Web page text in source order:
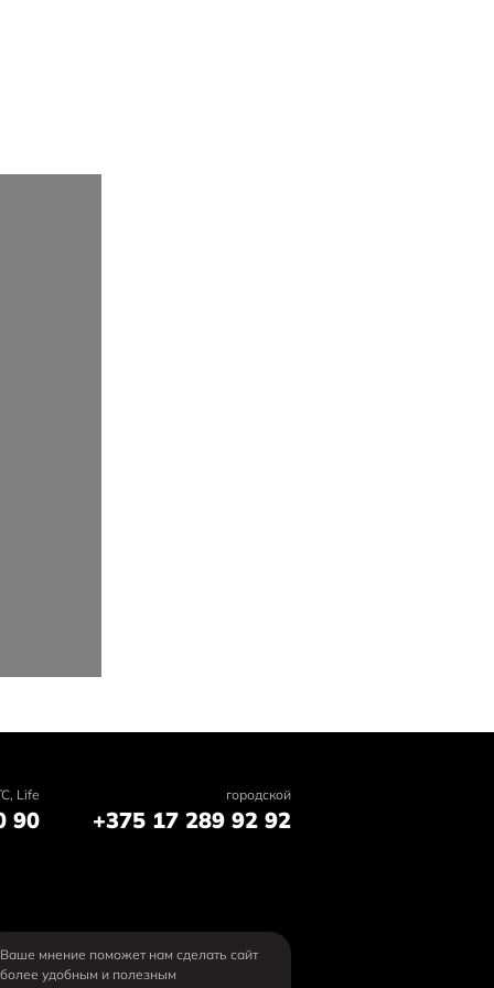
Life
90
городской
+375 17 289 92 92
Ваше мнение поможет нам сделать сайт
более удобным и полезным